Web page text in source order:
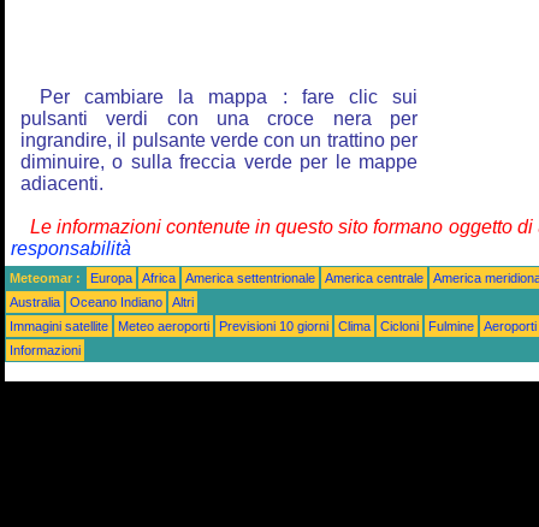
Per cambiare la mappa : fare clic sui
pulsanti verdi con una croce nera per
ingrandire, il pulsante verde con un trattino per
diminuire, o sulla freccia verde per le mappe
adiacenti.
Le informazioni contenute in questo sito formano oggetto
responsabilità
Meteomar : Europa Africa America settentrionale America centrale
America
Australia
Oceano Indiano
Altri
Immagini satellite
Meteo aeroporti Previsioni 10 giorni Clima Cicloni Fulmine
Aeroporti
Informazioni